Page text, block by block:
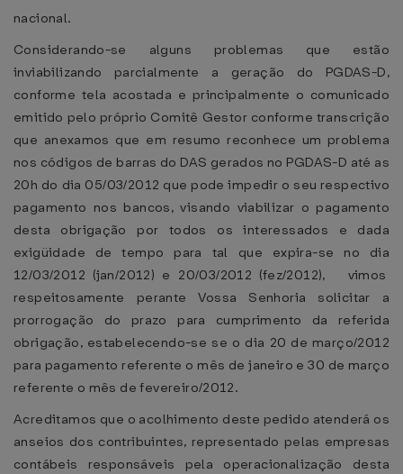
nacional.
Considerando-se alguns problemas que estão
inviabilizando parcialmente a geração do PGDAS-D,
conforme tela acostada e principalmente o comunicado
emitido pelo próprio Comitê Gestor conforme transcrição
que anexamos que em resumo reconhece um problema
nos códigos de barras do DAS gerados no PGDAS-D até as
20h do dia 05/03/2012 que pode impedir o seu respectivo
pagamento nos bancos, visando viabilizar o pagamento
desta obrigação por todos os interessados e dada
exigüidade de tempo para tal que expira-se no dia
12/03/2012 (jan/2012) e 20/03/2012 (fez/2012), vimos
respeitosamente perante Vossa Senhoria solicitar a
prorrogação do prazo para cumprimento da referida
obrigação, estabelecendo-se se o dia 20 de março/2012
para pagamento referente o mês de janeiro e 30 de março
referente o mês de fevereiro/2012.
Acreditamos que o acolhimento deste pedido atenderá os
anseios dos contribuintes, representado pelas empresas
contábeis responsáveis pela operacionalização desta